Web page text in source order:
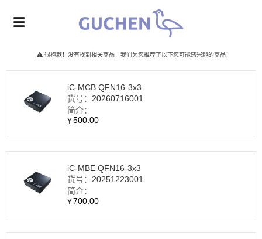
很抱歉！没有找到相关商品，我们为您推荐了以下您可能感兴趣的商品！
iC-MCB QFN16‑3x3
货号： 20260716001
简介：
¥500.00
iC-MBE QFN16‑3x3
货号： 20251223001
简介：
¥700.00